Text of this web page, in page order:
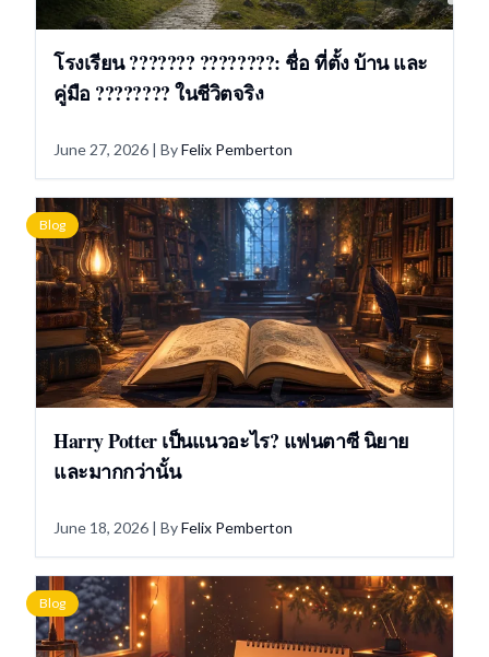
โรงเรียน ??????? ????????: ชื่อ ที่ตั้ง บ้าน และ
คู่มือ ???????? ในชีวิตจริง
June 27, 2026 | ByFelix Pemberton
Blog
Harry Potter เป็นแนวอะไร? แฟนตาซี นิยาย
และมากกว่านั้น
June 18, 2026 | ByFelix Pemberton
Blog